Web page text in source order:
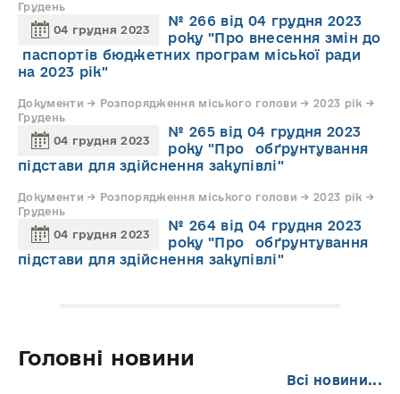
Грудень
04 грудня 2023
№ 266 від 04 грудня 2023
року "Про внесення змін до
паспортів бюджетних програм міської ради
на 2023 рік"
Документи → Розпорядження міського голови → 2023 рік →
Грудень
04 грудня 2023
№ 265 від 04 грудня 2023
року "Про обґрунтування
підстави для здійснення закупівлі"
Документи → Розпорядження міського голови → 2023 рік →
Грудень
04 грудня 2023
№ 264 від 04 грудня 2023
року "Про обґрунтування
підстави для здійснення закупівлі"
Головні новини
Всі новини...